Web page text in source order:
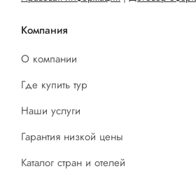
Компания
О компании
Где купить тур
Наши услуги
Гарантия низкой цены
Каталог стран и отелей